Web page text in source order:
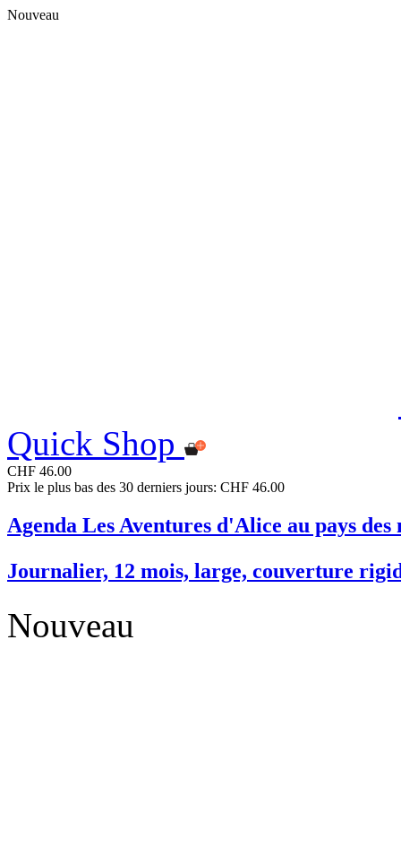
Nouveau
Quick Shop
CHF 46.00
Prix le plus bas des 30 derniers jours: CHF 46.00
Agenda Les Aventures d'Alice au pays des
Journalier, 12 mois, large, couverture
Nouveau